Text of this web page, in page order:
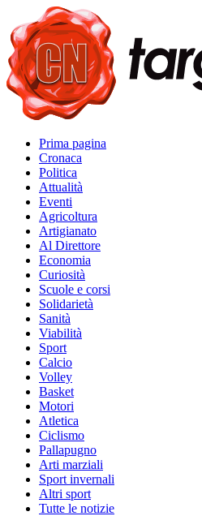
Prima pagina
Cronaca
Politica
Attualità
Eventi
Agricoltura
Artigianato
Al Direttore
Economia
Curiosità
Scuole e corsi
Solidarietà
Sanità
Viabilità
Sport
Calcio
Volley
Basket
Motori
Atletica
Ciclismo
Pallapugno
Arti marziali
Sport invernali
Altri sport
Tutte le notizie